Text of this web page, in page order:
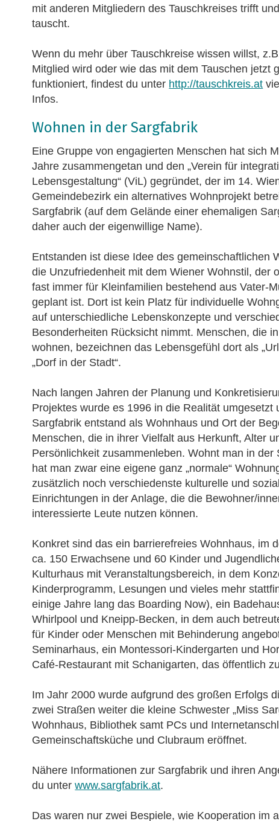
mit anderen Mitgliedern des Tauschkreises trifft
tauscht.
Wenn du mehr über Tauschkreise wissen willst,
Mitglied wird oder wie das mit dem Tauschen jetzt
funktioniert, findest du unter http://tauschkreis.at
Infos.
Wohnen in der Sargfabrik
Eine Gruppe von engagierten Menschen hat sich
Jahre zusammengetan und den „Verein für
Lebensgestaltung“ (ViL) gegründet, der im 14.
Gemeindebezirk ein alternatives Wohnprojekt
Sargfabrik (auf dem Gelände einer ehemaligen
daher auch der eigenwillige Name).
Entstanden ist diese Idee des gemeinschaftlichen
die Unzufriedenheit mit dem Wiener Wohnstil, der
fast immer für Kleinfamilien bestehend aus Vater-
geplant ist. Dort ist kein Platz für individuelle
auf unterschiedliche Lebenskonzepte und
Besonderheiten Rücksicht nimmt. Menschen, die
wohnen, bezeichnen das Lebensgefühl dort als
„Dorf in der Stadt“.
Nach langen Jahren der Planung und
Projektes wurde es 1996 in die Realität umgesetzt
Sargfabrik entstand als Wohnhaus und Ort der
Menschen, die in ihrer Vielfalt aus Herkunft, Alter
Persönlichkeit zusammenleben. Wohnt man in der
hat man zwar eine eigene ganz „normale“
zusätzlich noch verschiedenste kulturelle und
Einrichtungen in der Anlage, die die Bewohner/
interessierte Leute nutzen können.
Konkret sind das ein barrierefreies Wohnhaus, im
ca. 150 Erwachsene und 60 Kinder und
Kulturhaus mit Veranstaltungsbereich, in dem
Kinderprogramm, Lesungen und vieles mehr
einige Jahre lang das Boarding Now), ein
Whirlpool und Kneipp-Becken, in dem auch
für Kinder oder Menschen mit Behinderung
Seminarhaus, ein Montessori-Kindergarten und
Café-Restaurant mit Schanigarten, das öffentlich
Im Jahr 2000 wurde aufgrund des großen Erfolgs
zwei Straßen weiter die kleine Schwester „Miss
Wohnhaus, Bibliothek samt PCs und
Gemeinschaftsküche und Clubraum eröffnet.
Nähere Informationen zur Sargfabrik und ihren
du unterwww.sargfabrik.at.
Das waren nur zwei Bespiele, wie Kooperation im